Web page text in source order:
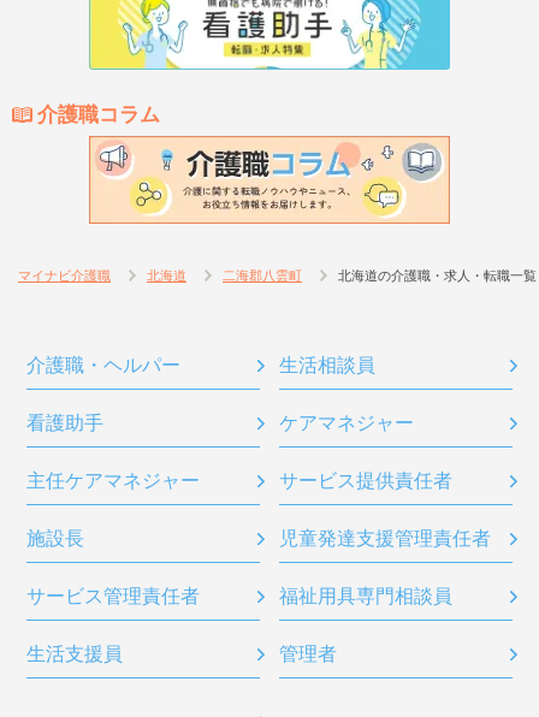
介護職コラム
マイナビ介護職 北海道 二海郡八雲町 北海道の介護職・求人・転職一覧
介護職・ヘルパー 生活相談員
看護助手 ケアマネジャー
主任ケアマネジャー サービス提供責任者
施設長 児童発達支援管理責任者
サービス管理責任者 福祉用具専門相談員
生活支援員 管理者